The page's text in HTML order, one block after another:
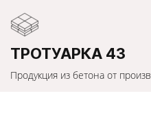
ТРОТУАРКА 43
Продукция из бетона от